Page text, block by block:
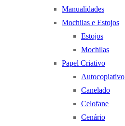
Manualidades
Mochilas e Estojos
Estojos
Mochilas
Papel Criativo
Autocopiativo
Canelado
Celofane
Cenário